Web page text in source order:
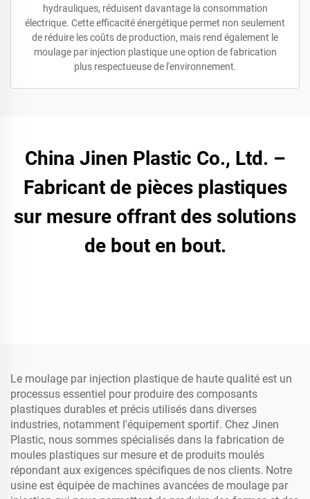
hydrauliques, réduisent davantage la consommation
électrique. Cette efficacité énergétique permet non seulement
de réduire les coûts de production, mais rend également le
moulage par injection plastique une option de fabrication
plus respectueuse de l'environnement.
China Jinen Plastic Co., Ltd. –
Fabricant de pièces plastiques
sur mesure offrant des solutions
de bout en bout.
Le moulage par injection plastique de haute qualité est un
processus essentiel pour produire des composants
plastiques durables et précis utilisés dans diverses
industries, notamment l'équipement sportif. Chez Jinen
Plastic, nous sommes spécialisés dans la fabrication de
moules plastiques sur mesure et de produits moulés
répondant aux exigences spécifiques de nos clients. Notre
usine est équipée de machines avancées de moulage par